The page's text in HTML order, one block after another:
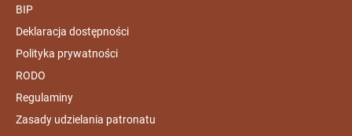
BIP
Deklaracja dostępności
Polityka prywatności
RODO
Regulaminy
Zasady udzielania patronatu